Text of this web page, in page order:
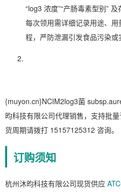
“log3 浓度”“产肠毒素型别”
每次领用需详细记录用途、
程，严防泄漏引发食品污染或
{muyon.cn}NCIM2log3菌
昀科技有限公司代理销售，支持批
货周期请拨打 15157125312 咨询。
订购须知
杭州沐昀科技有限公司现货供应